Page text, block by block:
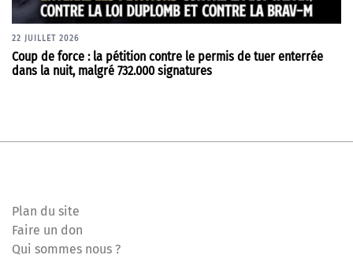
22 JUILLET 2026
Coup de force : la pétition contre le permis de tuer enterrée
dans la nuit, malgré 732.000 signatures
Plan du site
Faire un don
Qui sommes nous ?